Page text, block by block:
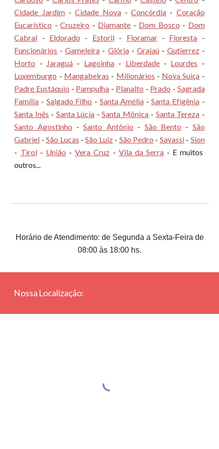
Cidade Jardim-Cidade Nova-Concórdia - Coração
Eucarístico -Cruzeiro - Diamante - Dom Bosco - Dom
Cabral - Eldorado - Estoril- Floramar- Floresta -
Funcionários -Gameleira - Glória- Grajaú- Gutierrez-
Horto - Jaraguá - Lagoinha- Liberdade- Lourdes -
Luxemburgo - Mangabeiras - Milionários - Nova Suiça -
Padre Eustáquio - Pampulha - Planalto - Prado - Sagrada
Família - Salgado Filho - Santa Amélia -Santa Efigênia -
Santa Inês - Santa Lúcia -Santa Mônica- Santa Tereza -
Santo Agostinho -Santo Antônio - São Bento - São
Gabriel -São Lucas -São Luiz- São Pedro - Savassi- Sion
- Tirol- União -Vera Cruz - Vila da Serra- E muitos
outros...
Horário de Atendimento: de Segunda a Sexta-Feira de
08:00 às 18:00 hs.
Nossa Localização: